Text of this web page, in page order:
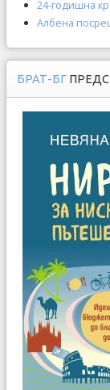
24-годишна
Албена
БРАТ-БГ